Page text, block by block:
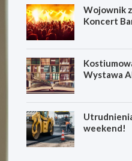
Wojownik
Koncert
Wystawa
weekend!